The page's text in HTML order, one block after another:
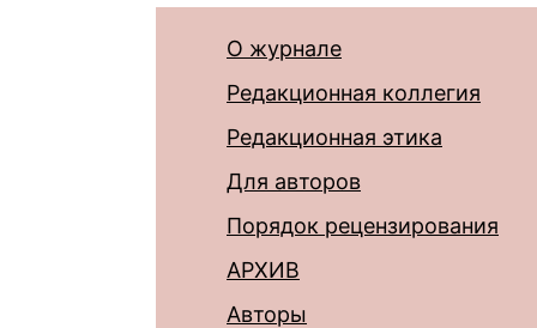
О журнале
Редакционная коллегия
Редакционная этика
Для авторов
Порядок рецензирования
АРХИВ
Авторы